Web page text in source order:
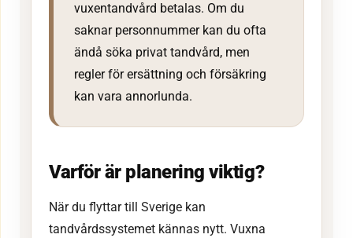
vuxentandvård betalas. Om du
saknar personnummer kan du ofta
ändå söka privat tandvård, men
regler för ersättning och försäkring
kan vara annorlunda.
Varför är planering viktig?
När du flyttar till Sverige kan
tandvårdssystemet kännas nytt. Vuxna